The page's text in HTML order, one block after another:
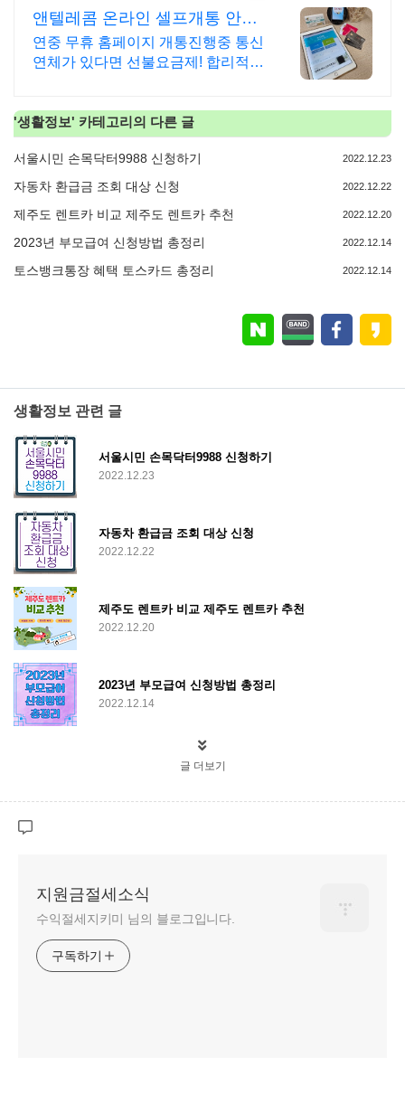
앤텔레콤 온라인 셀프개통 안면
인증 건너뛰기 가능기간
연중 무휴 홈페이지 개통진행중 통신
연체가 있다면 선불요금제! 합리적인
'생활정보' 카테고리의 다른 글
서울시민 손목닥터9988 신청하기 2022.12.23
자동차 환급금 조회 대상 신청 2022.12.22
제주도 렌트카 비교 제주도 렌트카 추천 2022.12.20
2023년 부모급여 신청방법 총정리 2022.12.14
토스뱅크통장 혜택 토스카드 총정리 2022.12.14
생활정보 관련 글
서울시민 손목닥터9988 신청하기
2022.12.23
자동차 환급금 조회 대상 신청
2022.12.22
제주도 렌트카 비교 제주도 렌트카 추천
2022.12.20
2023년 부모급여 신청방법 총정리
2022.12.14
글 더보기
지원금절세소식
수익절세지키미 님의 블로그입니다.
구독하기